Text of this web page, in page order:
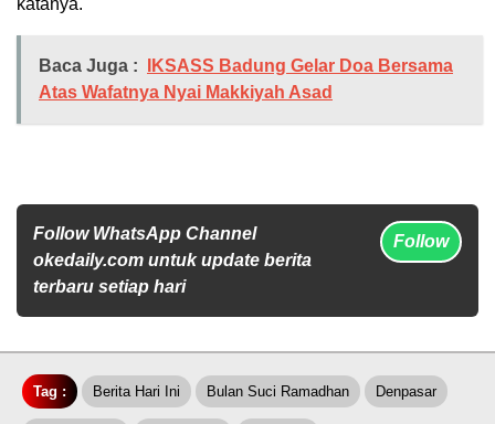
katanya.
Baca Juga :
IKSASS Badung Gelar Doa Bersama
Atas Wafatnya Nyai Makkiyah Asad
Follow WhatsApp Channel
okedaily.com untuk update berita
terbaru setiap hari
Follow
Tag : Berita Hari Ini Bulan Suci Ramadhan Denpasar